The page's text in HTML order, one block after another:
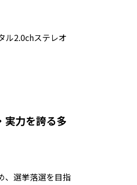
2.0chステレオ
実力を誇る多
、選挙落選を目指